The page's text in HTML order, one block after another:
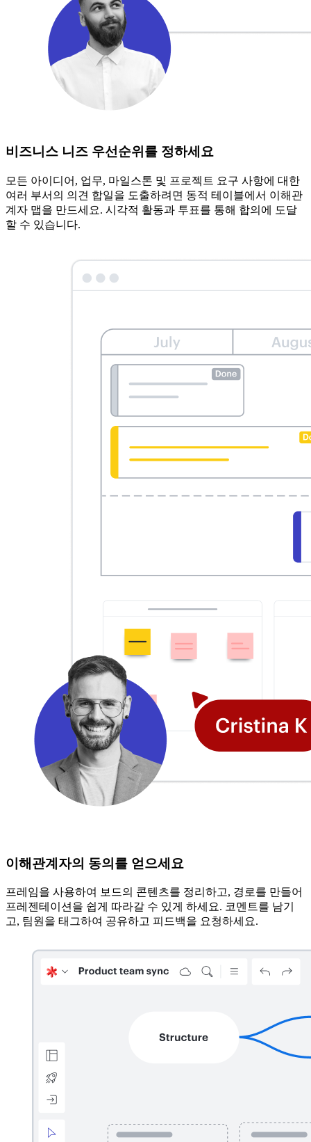
비즈니스 니즈 우선순위를 정하세요
모든 아이디어, 업무, 마일스톤 및 프로젝트 요구 사항에 대한
여러 부서의 의견 합일을 도출하려면 동적 테이블에서 이해관
계자 맵을 만드세요. 시각적 활동과 투표를 통해 합의에 도달
할 수 있습니다.
이해관계자의 동의를 얻으세요
프레임을 사용하여 보드의 콘텐츠를 정리하고, 경로를 만들어
프레젠테이션을 쉽게 따라갈 수 있게 하세요. 코멘트를 남기
고, 팀원을 태그하여 공유하고 피드백을 요청하세요.